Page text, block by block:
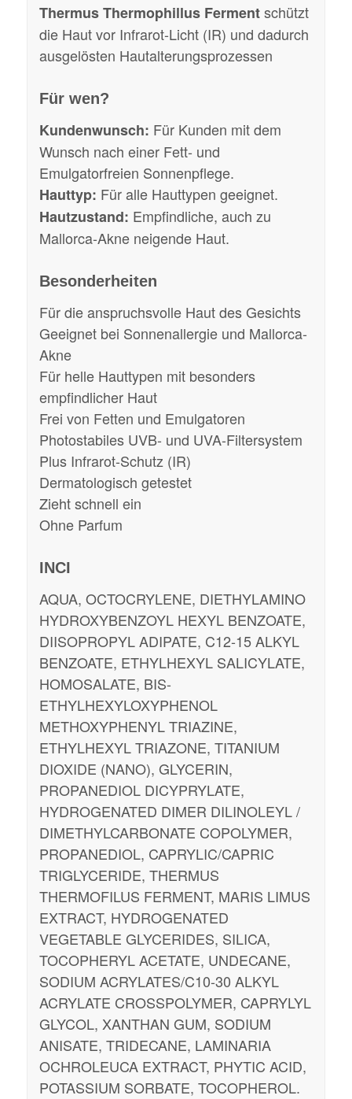
Thermus Thermophillus Fermentschützt
die Haut vor Infrarot-Licht (IR) und dadurch
ausgelösten Hautalterungsprozessen
Für wen?
Kundenwunsch: Für Kunden mit dem
Wunsch nach einer Fett- und
Emulgatorfreien Sonnenpflege.
Hauttyp: Für alle Hauttypen geeignet.
Hautzustand: Empfindliche, auch zu
Mallorca-Akne neigende Haut.
Besonderheiten
Für die anspruchsvolle Haut des Gesichts
Geeignet bei Sonnenallergie und Mallorca-
Akne
Für helle Hauttypen mit besonders
empfindlicher Haut
Frei von Fetten und Emulgatoren
Photostabiles UVB- und UVA-Filtersystem
Plus Infrarot-Schutz (IR)
Dermatologisch getestet
Zieht schnell ein
Ohne Parfum
INCI
AQUA, OCTOCRYLENE, DIETHYLAMINO
HYDROXYBENZOYL HEXYL BENZOATE,
DIISOPROPYL ADIPATE, C12-15 ALKYL
BENZOATE, ETHYLHEXYL SALICYLATE,
HOMOSALATE, BIS-
ETHYLHEXYLOXYPHENOL
METHOXYPHENYL TRIAZINE,
ETHYLHEXYL TRIAZONE, TITANIUM
DIOXIDE (NANO), GLYCERIN,
PROPANEDIOL DICYPRYLATE,
HYDROGENATED DIMER DILINOLEYL /
DIMETHYLCARBONATE COPOLYMER,
PROPANEDIOL, CAPRYLIC/CAPRIC
TRIGLYCERIDE, THERMUS
THERMOFILUS FERMENT, MARIS LIMUS
EXTRACT, HYDROGENATED
VEGETABLE GLYCERIDES, SILICA,
TOCOPHERYL ACETATE, UNDECANE,
SODIUM ACRYLATES/C10-30 ALKYL
ACRYLATE CROSSPOLYMER, CAPRYLYL
GLYCOL, XANTHAN GUM, SODIUM
ANISATE, TRIDECANE, LAMINARIA
OCHROLEUCA EXTRACT, PHYTIC ACID,
POTASSIUM SORBATE, TOCOPHEROL.